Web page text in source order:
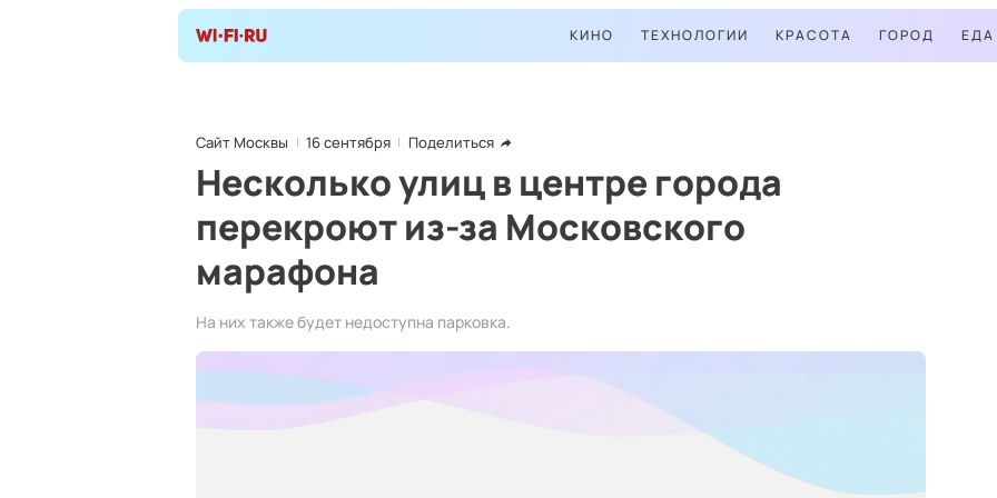
КИНО ТЕХНОЛОГИИ КРАСОТА ГОРОД ЕДА
Сайт Москвы 16 сентября Поделиться
Несколько улиц в центре города
перекроют из-за Московского
марафона
На них также будет недоступна парковка.